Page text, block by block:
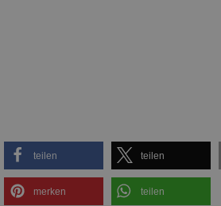
teilen teilen
merken teilen